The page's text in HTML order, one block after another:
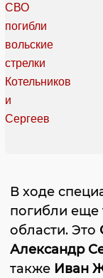
В ходе
погибли еще
области. Это
Александр
также Иван